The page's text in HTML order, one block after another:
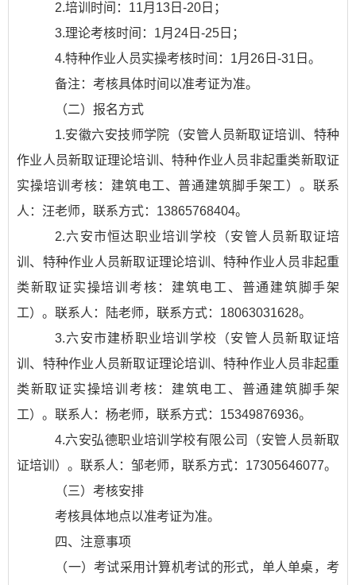
2.培训时间：11月13日-20日；
3.理论考核时间：1月24日-25日；
4.特种作业人员实操考核时间：1月26日-31日。
备注：考核具体时间以准考证为准。
（二）报名方式
1.安徽六安技师学院（安管人员新取证培训、特种
作业人员新取证理论培训、特种作业人员非起重类新取证
实操培训考核：建筑电工、普通建筑脚手架工）。联系
人：汪老师，联系方式：13865768404。
2.六安市恒达职业培训学校（安管人员新取证培
训、特种作业人员新取证理论培训、特种作业人员非起重
类新取证实操培训考核：建筑电工、普通建筑脚手架
工）。联系人：陆老师，联系方式：18063031628。
3.六安市建桥职业培训学校（安管人员新取证培
训、特种作业人员新取证理论培训、特种作业人员非起重
类新取证实操培训考核：建筑电工、普通建筑脚手架
工）。联系人：杨老师，联系方式：15349876936。
4.六安弘德职业培训学校有限公司（安管人员新取
证培训）。联系人：邹老师，联系方式：17305646077。
（三）考核安排
考核具体地点以准考证为准。
四、注意事项
（一）考试采用计算机考试的形式，单人单桌，考